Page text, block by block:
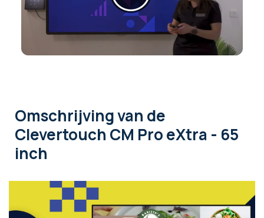
Omschrijvingvan de
Clevertouch CM Pro eXtra - 65
inch